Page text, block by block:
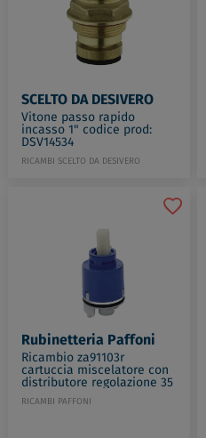
SCELTO DA DESIVERO
Vitone passo rapido
incasso 1" codice prod:
DSV14534
RICAMBI SCELTO DA DESIVERO
Rubinetteria Paffoni
Ricambio za91103r
cartuccia miscelatore con
distributore regolazione 35
cm. codice prod: ZA91103R
RICAMBI PAFFONI